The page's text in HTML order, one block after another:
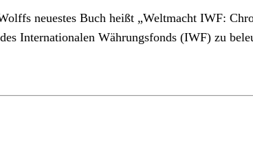
neuestes Buch heißt „Weltmacht IWF:
Internationalen Währungsfonds (IWF) zu